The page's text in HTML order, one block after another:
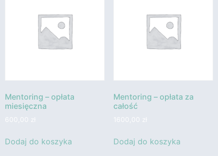
Mentoring – opłata
miesięczna
600,00 zł
Dodaj do koszyka
Mentoring – opłata za
całość
1600,00 zł
Dodaj do koszyka